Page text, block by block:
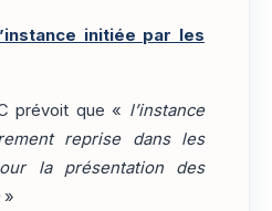
initiée par les
prévoit que « l’instance
reprise dans les
la présentation des
»